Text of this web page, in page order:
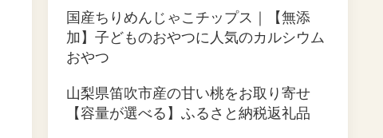
国産ちりめんじゃこチップス｜【無添
加】子どものおやつに人気のカルシウム
おやつ
山梨県笛吹市産の甘い桃をお取り寄せ
【容量が選べる】ふるさと納税返礼品